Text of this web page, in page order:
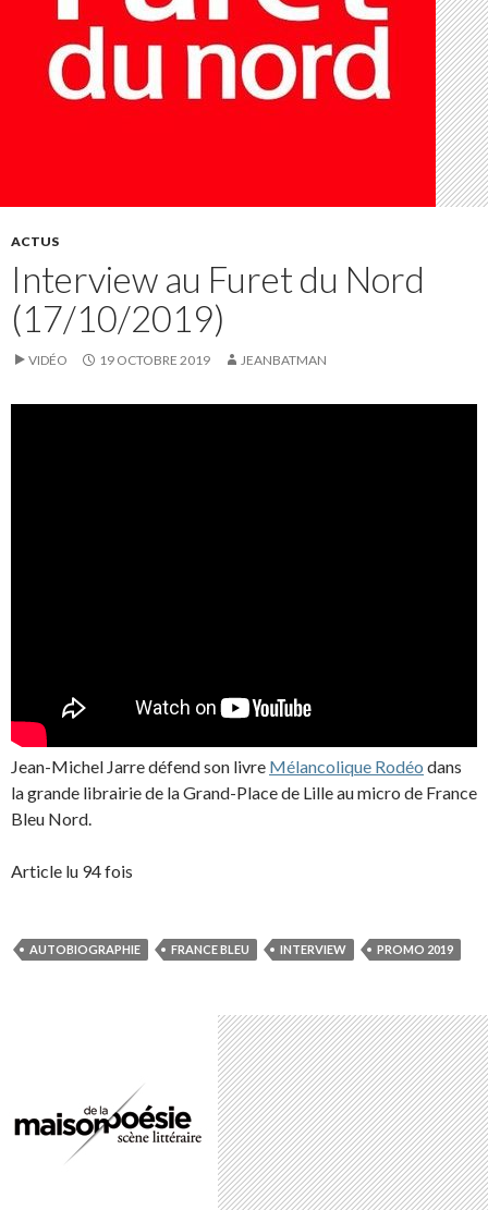
ACTUS
Interview au Furet du Nord
(17/10/2019)
VIDÉO 19 OCTOBRE 2019 JEANBATMAN
Jean-Michel Jarre défend son livre Mélancolique Rodéo dans
la grande librairie de la Grand-Place de Lille au micro de France
Bleu Nord.
Article lu 94 fois
AUTOBIOGRAPHIE FRANCE BLEU INTERVIEW PROMO 2019